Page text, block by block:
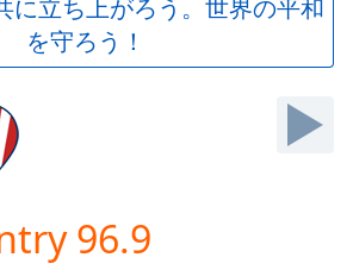
に立ち上がろう。世界の平和
を守ろう！
96.9